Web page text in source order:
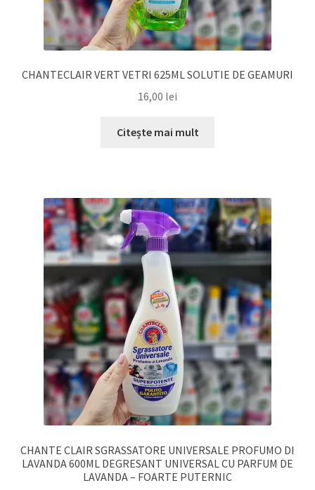
CHANTECLAIR VERT VETRI 625ML SOLUTIE DE GEAMURI
16,00 lei
Citește mai mult
CHANTE CLAIR SGRASSATORE UNIVERSALE PROFUMO DI
LAVANDA 600ML DEGRESANT UNIVERSAL CU PARFUM DE
LAVANDA – FOARTE PUTERNIC